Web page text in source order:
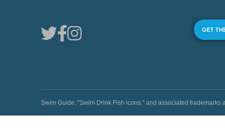
GET
Swim Guide, "Swim Drink Fish icons," and associated trademarks